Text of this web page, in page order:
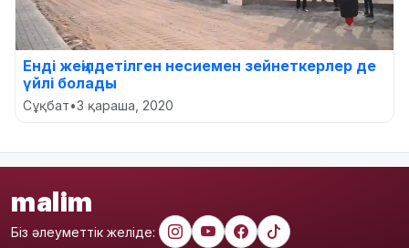
Енді жеңілдетілген несиемен зейнеткерлер де
үйлі болады
Сұқбат•3 қараша, 2020
malim
Біз әлеуметтік желіде: